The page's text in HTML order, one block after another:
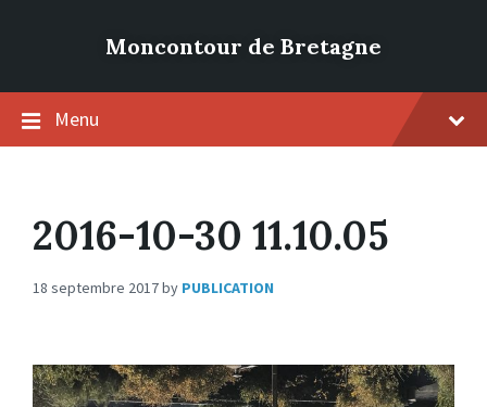
Moncontour de Bretagne
Menu
2016-10-30 11.10.05
18 septembre 2017by PUBLICATION